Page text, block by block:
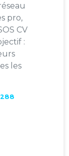
pro,
CV
:
les
288